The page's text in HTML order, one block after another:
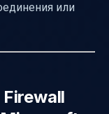
или